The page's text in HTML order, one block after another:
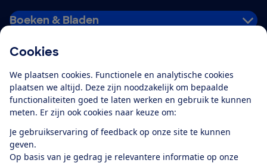
Cookies
We plaatsen cookies. Functionele en analytische cookies
plaatsen we altijd. Deze zijn noodzakelijk om bepaalde
functionaliteiten goed te laten werken en gebruik te kunnen
meten. Er zijn ook cookies naar keuze om:
Je gebruikservaring of feedback op onze site te kunnen
geven.
Op basis van je gedrag je relevantere informatie op onze
Boeken & Bladen
Alles over de
app